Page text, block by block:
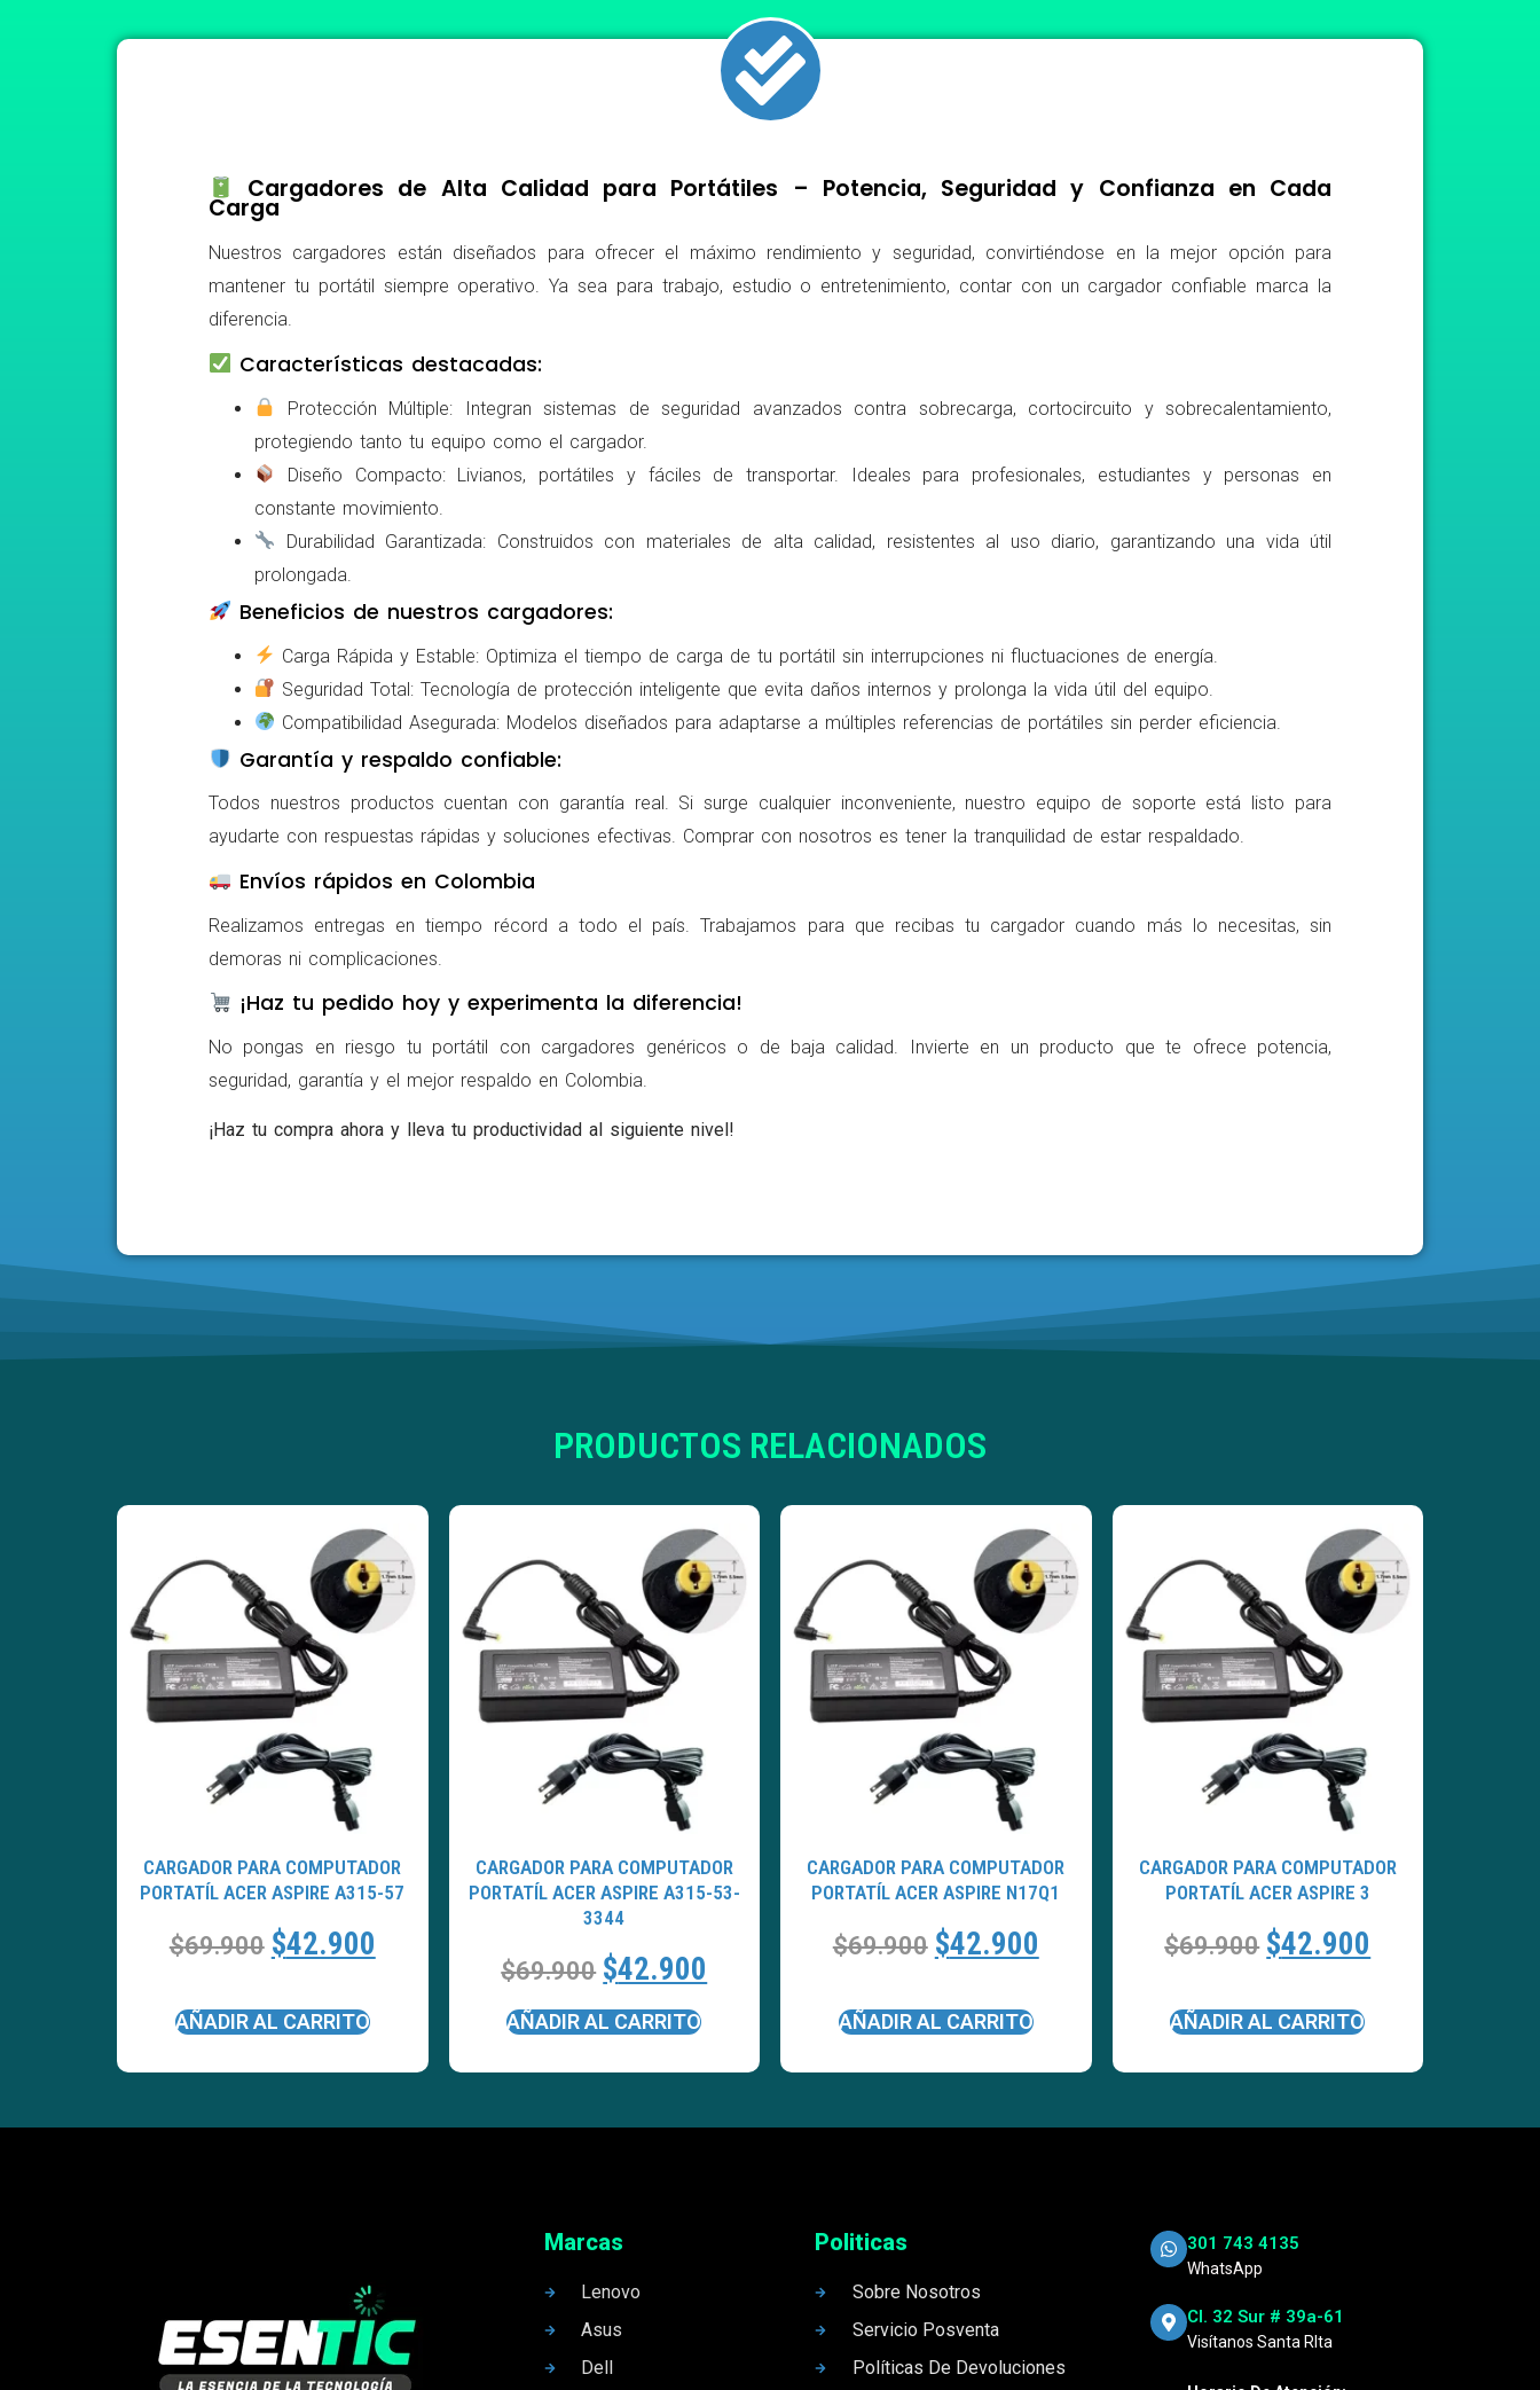
Cargadores de Alta Calidad para Portátiles – Potencia, Seguridad y Confianza en Cada
Carga
Nuestros cargadores están diseñados para ofrecer el máximo rendimiento y seguridad, convirtiéndose en la mejor opción para
mantener tu portátil siempre operativo. Ya sea para trabajo, estudio o entretenimiento, contar con un cargador confiable marca la
diferencia.
Características destacadas:
Protección Múltiple: Integran sistemas de seguridad avanzados contra sobrecarga, cortocircuito y sobrecalentamiento,
protegiendo tanto tu equipo como el cargador.
Diseño Compacto: Livianos, portátiles y fáciles de transportar. Ideales para profesionales, estudiantes y personas en
constante movimiento.
Durabilidad Garantizada: Construidos con materiales de alta calidad, resistentes al uso diario, garantizando una vida útil
prolongada.
Beneficios de nuestros cargadores:
Carga Rápida y Estable: Optimiza el tiempo de carga de tu portátil sin interrupciones ni fluctuaciones de energía.
Seguridad Total: Tecnología de protección inteligente que evita daños internos y prolonga la vida útil del equipo.
Compatibilidad Asegurada: Modelos diseñados para adaptarse a múltiples referencias de portátiles sin perder eficiencia.
Garantía y respaldo confiable:
Todos nuestros productos cuentan con garantía real. Si surge cualquier inconveniente, nuestro equipo de soporte está listo para
ayudarte con respuestas rápidas y soluciones efectivas. Comprar con nosotros es tener la tranquilidad de estar respaldado.
Envíos rápidos en Colombia
Realizamos entregas en tiempo récord a todo el país. Trabajamos para que recibas tu cargador cuando más lo necesitas, sin
demoras ni complicaciones.
¡Haz tu pedido hoy y experimenta la diferencia!
No pongas en riesgo tu portátil con cargadores genéricos o de baja calidad. Invierte en un producto que te ofrece potencia,
seguridad, garantía y el mejor respaldo en Colombia.
¡Haz tu compra ahora y lleva tu productividad al siguiente nivel!
PRODUCTOS RELACIONADOS
CARGADOR PARA COMPUTADOR
PORTATÍL ACER ASPIRE A315-57
$69.900 $42.900
AÑADIR AL CARRITO
CARGADOR PARA COMPUTADOR
PORTATÍL ACER ASPIRE A315-53-
3344
$69.900 $42.900
AÑADIR AL CARRITO
CARGADOR PARA COMPUTADOR
PORTATÍL ACER ASPIRE N17Q1
$69.900 $42.900
AÑADIR AL CARRITO
CARGADOR PARA COMPUTADOR
PORTATÍL ACER ASPIRE 3
$69.900 $42.900
AÑADIR AL CARRITO
Marcas
Lenovo
Asus
Dell
Politicas
Sobre Nosotros
Servicio Posventa
Políticas De Devoluciones
301 743 4135
WhatsApp
Cl. 32 Sur # 39a-61
Visítanos Santa RIta